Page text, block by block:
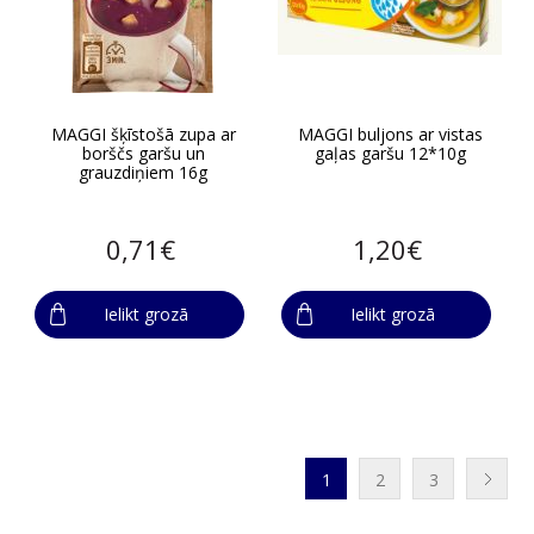
MAGGI šķīstošā zupa ar
borščs garšu un
grauzdiņiem 16g
0,71€
Ielikt grozā
MAGGI buljons ar vistas
gaļas garšu 12*10g
1,20€
Ielikt grozā
1 2 3